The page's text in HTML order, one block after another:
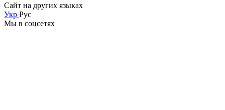
Сайт на других языках
Укр Рус
Мы в соцсетях